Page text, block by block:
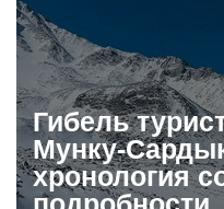
Гибель
Мунку-
хронология